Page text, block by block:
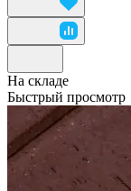
На складе
Быстрый просмотр